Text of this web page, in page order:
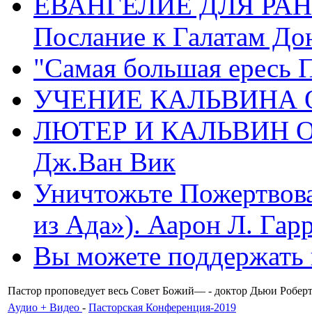
Послание к Галатам
"Самая большая ересь
УЧЕНИЕ КАЛЬВИНА
ЛЮТЕР И КАЛЬВИН
Дж.Ван Вик
Уничтожьте
из Ада»). Аарон Л.
Вы можете
Пастор проповедует весь Совет Божий— - доктор Дьюи
Аудио + Видео - Пасторская Конференция-2019